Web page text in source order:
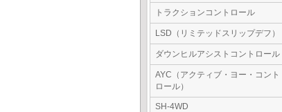
トラクションコントロール
LSD（リミテッドスリップデフ）
ダウンヒルアシストコントロール
AYC（アクティブ・ヨー・コント
ロール）
SH-4WD